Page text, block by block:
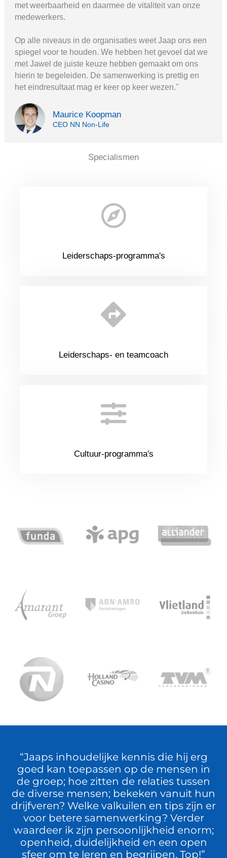
met weerbaarheid en daarmee de vitaliteit van onze
medewerkers.
Op alle niveaus in de organisaties weet Jaap ons een
spiegel voor te houden. We hebben het gevoel dat we
met Jawel de juiste keuze hebben gemaakt om ons
hierin te begeleiden. De samenwerking is prettig en
het eindresultaat mag er keer op keer wezen."
Maurice Koopman
CEO NN Non-Life
Specialismen
Leiderschaps-programma's
Leiderschaps- en teamcoach
Cultuur-programma's
“Jaaps inhoudelijke kennis die hij erg
goed kan toepassen op de mensen in
de groep; hoe zitten de relaties tussen
de diverse mensen; bekeken vanuit hun
drijfveren? Welke valkuilen en tips zijn er
voor betere samenwerking? Verder
waardeer ik zijn persoonlijkheid enorm;
openheid, duidelijkheid en een open
sfeer om te leren en begrijpen. Top!”